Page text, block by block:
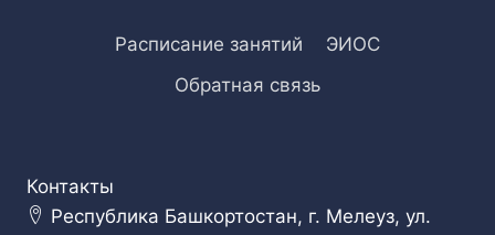
Расписание занятий
ЭИОС
Обратная связь
Контакты
Республика Башкортостан, г. Мелеуз, ул.